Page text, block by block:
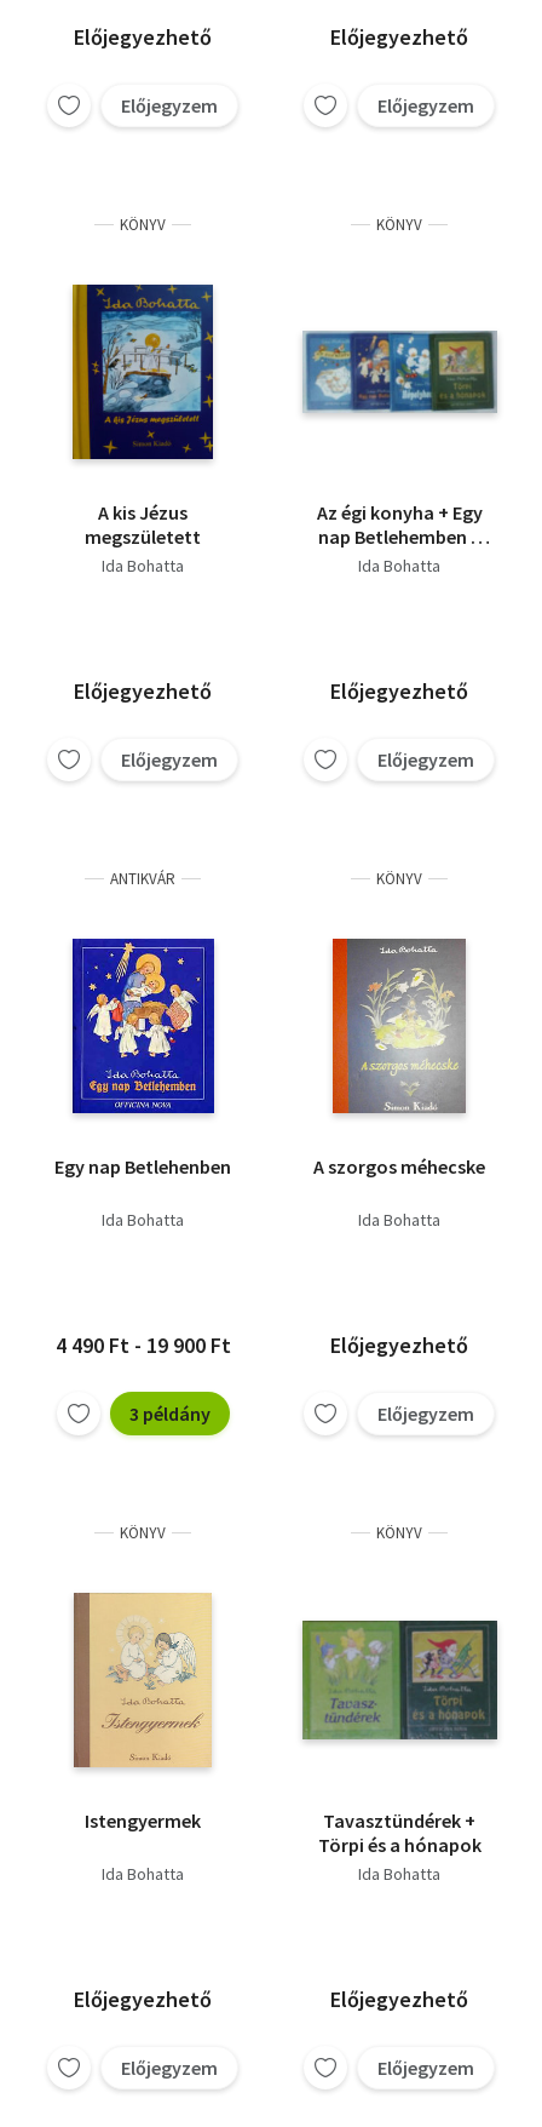
Előjegyezhető
Előjegyzem
Előjegyezhető
Előjegyzem
KÖNYV
A kis Jézus
megszületett
Ida Bohatta
Előjegyezhető
Előjegyzem
KÖNYV
Az égi konyha + Egy
nap Betlehemben +
Hópelyhecskék + Törpi
Ida Bohatta
Előjegyezhető
Előjegyzem
ANTIKVÁR
Egy nap Betlehenben
Ida Bohatta
4 490 Ft - 19 900 Ft
3 példány
KÖNYV
A szorgos méhecske
Ida Bohatta
Előjegyezhető
Előjegyzem
KÖNYV
Istengyermek
Ida Bohatta
Előjegyezhető
Előjegyzem
KÖNYV
Tavasztündérek +
Törpi és a hónapok
Ida Bohatta
Előjegyezhető
Előjegyzem